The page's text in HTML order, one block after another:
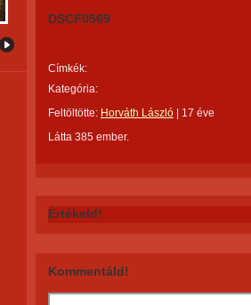
DSCF0569
Címkék:
Kategória:
Feltöltötte: Horváth László
17 éve
Látta 385 ember.
Értékeld!
Kommentáld!